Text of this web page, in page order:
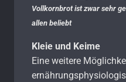
Vollkornbrot ist zwar sehr
allen beliebt
Kleie und Keime
Eine weitere